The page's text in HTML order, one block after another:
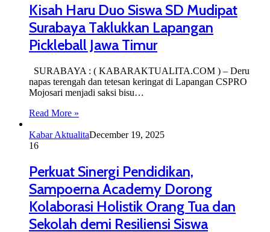
Kisah Haru Duo Siswa SD Mudipat
Surabaya Taklukkan Lapangan
Pickleball Jawa Timur
SURABAYA : ( KABARAKTUALITA.COM ) – Deru
napas terengah dan tetesan keringat di Lapangan CSPRO
Mojosari menjadi saksi bisu…
Read More »
Kabar AktualitaDecember 19, 2025
16
Perkuat Sinergi Pendidikan,
Sampoerna Academy Dorong
Kolaborasi Holistik Orang Tua dan
Sekolah demi Resiliensi Siswa